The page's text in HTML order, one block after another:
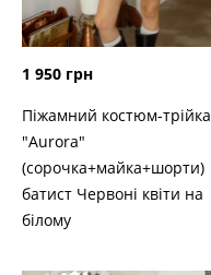
1 950 грн
Піжамний костюм-трійка
"Aurora"
(сорочка+майка+шорти)
батист Червоні квіти на
білому